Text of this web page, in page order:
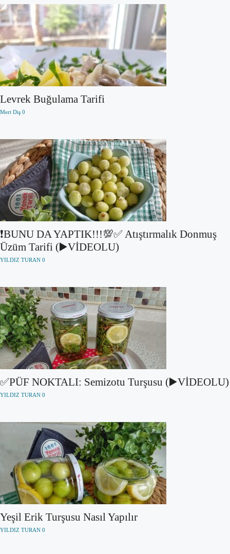
Levrek Buğulama Tarifi
Mert Diş 0
❗BUNU DA YAPTIK!!!💯✅ Atıştırmalık Donmuş
Üzüm Tarifi (▶️VİDEOLU)
YILDIZ TURAN 0
✅PÜF NOKTALI: Semizotu Turşusu (▶️VİDEOLU)
YILDIZ TURAN 0
Yeşil Erik Turşusu Nasıl Yapılır
YILDIZ TURAN 0